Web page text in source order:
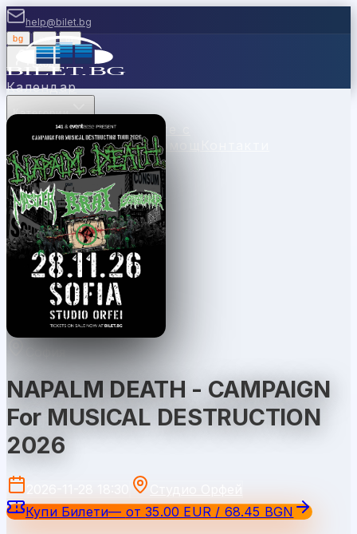
help@bilet.bg
bg |
Вход
Календар
Категории
Места КасиПродавайте с
ВаучериНовиниПомощ
София
NAPALM DEATH - CAMPAIGN
For MUSICAL DESTRUCTION
2026
Купи Билети— от 35.00 EUR / 68.45 BGN